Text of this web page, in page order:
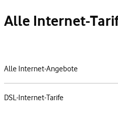
Alle Internet-
Alle Internet-Angebote
DSL-Internet-Tarife